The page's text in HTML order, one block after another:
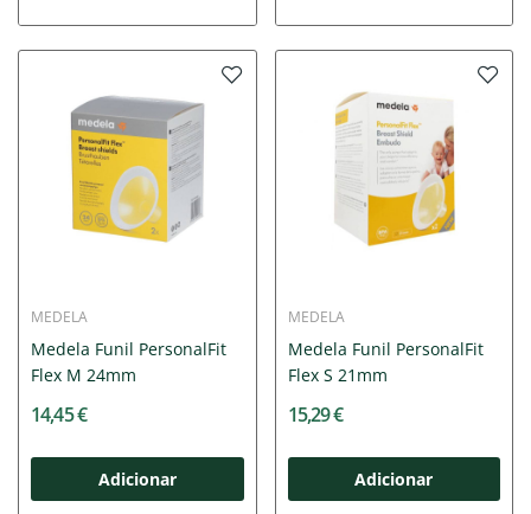
MEDELA
Medela Funil PersonalFit
Flex M 24mm
14,45 €
Adicionar
MEDELA
Medela Funil PersonalFit
Flex S 21mm
15,29 €
Adicionar